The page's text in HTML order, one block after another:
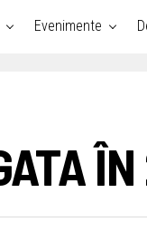
Evenimente
ÎN